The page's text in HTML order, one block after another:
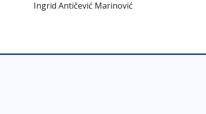
Ingrid Antičević Marinović